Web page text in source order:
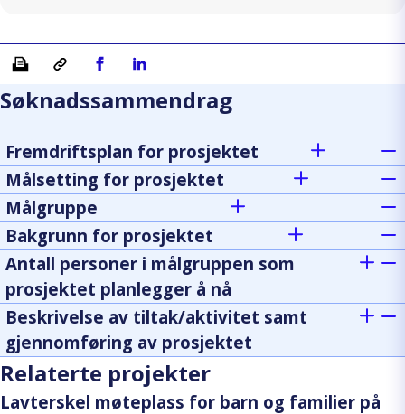
Skriv ut Kopiera länkDel på Facebook
Del på Linkedin
Søknadssammendrag
Fremdriftsplan for prosjektet
Målsetting for prosjektet
Målgruppe
Bakgrunn for prosjektet
Antall personer i målgruppen som
prosjektet planlegger å nå
Beskrivelse av tiltak/aktivitet samt
gjennomføring av prosjektet
Relaterte projekter
Lavterskel møteplass for barn og familier på